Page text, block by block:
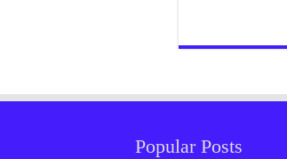
Popular Posts